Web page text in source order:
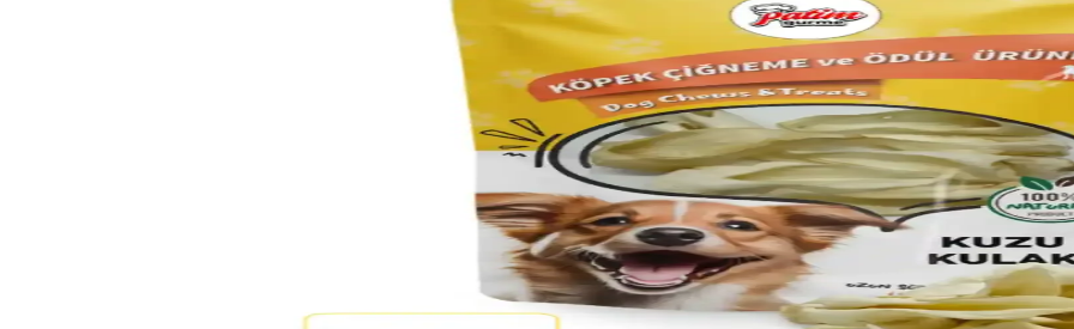
Flexi markası, dayanıklı köpek tasması ve eğitim teknolojileriyle öne çıkıyor. Ürünler, kullanım alanlarına göre farklı özellikler ve avantajlar
Evcil Hayvanlar İçin Tuvalet Pedleri Çeşitleri ve Seçim Kriterleri
Evcil hayvanlar için hijyenik ve pratik tuvalet pedleri çeşitli emicilik, koku kontrolü ve boyut seçenekleriyle sunuluyor. Doğru ped seçimi,
Pet Tuvalet Pedleri: Özellikleri ve Evcil Hayvan Bakımında Dikkat Edilmesi Gerekenler
Pet tuvalet pedleri, hijyen ve konfor sağlar. Emicilik, koku kontrolü ve dayanıklılık gibi kriterler ürün seçiminde önemlidir. Maxwell Mavell
Maxwell Mavell Flexi Life Evcil Hayvan Tuvalet Pedleri: Hijyen ve Kullanım Kolaylığı
Maxwell Mavell Flexi Life evcil hayvan tuvalet pedleri, farklı boyut ve özellikleriyle hijyenik, kullanışlı ve taşınabilir çözümler sunar.